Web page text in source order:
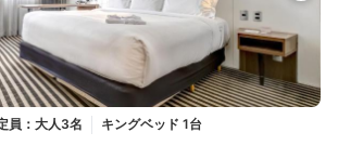
員：大人3名
キングベッド 1台